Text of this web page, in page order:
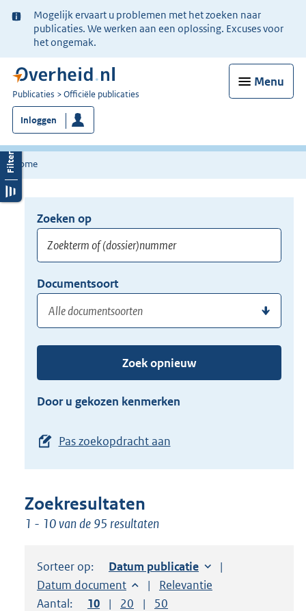
Ter
informatie:
Mogelijk ervaart u problemen met het zoeken naar
publicaties. We werken aan een oplossing. Excuses voor
het ongemak.
Menu
U
bent
nu
hier:
Publicaties Officiële publicaties
Inloggen
Home
Opnieuw
zoeken:
Zoeken op
of
(dossier)nummer
hier
uw
zoekterm
of
(dossier)nummer
in
Documentsoort
of
de
beneden
toets
om
te
krijgen
de
suggesties.
Druk
Zoek opnieuw
Door u gekozen kenmerken
Pas zoekopdracht aan
Zoekresultaten
1 - 10 van de 95 resultaten
Sorteer op: Sorteer op:
Datum publicatie
Sorteer op:
Datum document Sorteer op:
Relevantie
Aantal:
Toon
10 resultaten per pagina
Toon
20 resultaten per pagina
Toon
50